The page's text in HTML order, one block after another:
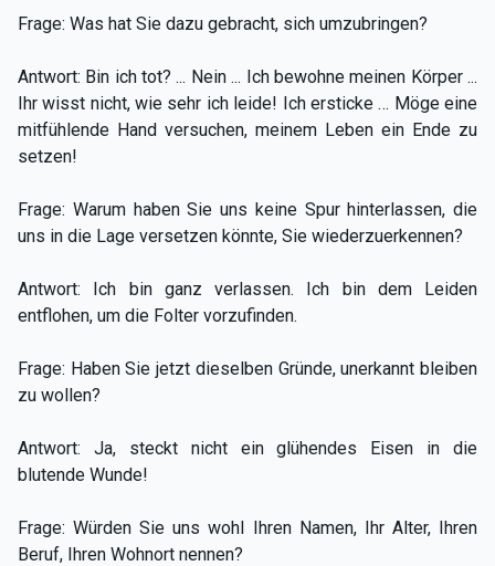
Frage: Was hat Sie dazu gebracht, sich umzubringen?
Antwort: Bin ich tot? ... Nein ... Ich bewohne meinen Körper ...
Ihr wisst nicht, wie sehr ich leide! Ich ersticke … Möge eine
mitfühlende Hand versuchen, meinem Leben ein Ende zu
setzen!
Frage: Warum haben Sie uns keine Spur hinterlassen, die
uns in die Lage versetzen könnte, Sie wiederzuerkennen?
Antwort: Ich bin ganz verlassen. Ich bin dem Leiden
entflohen, um die Folter vorzufinden.
Frage: Haben Sie jetzt dieselben Gründe, unerkannt bleiben
zu wollen?
Antwort: Ja, steckt nicht ein glühendes Eisen in die
blutende Wunde!
Frage: Würden Sie uns wohl Ihren Namen, Ihr Alter, Ihren
Beruf, Ihren Wohnort nennen?